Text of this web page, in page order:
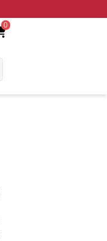
0